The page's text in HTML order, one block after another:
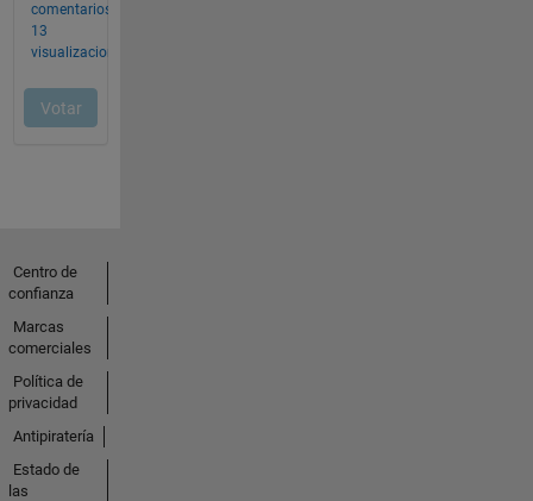
Centro de
confianza
Marcas
comerciales
Política de
privacidad
Antipiratería
Estado de
las